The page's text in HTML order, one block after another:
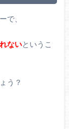
で、
ないというこ
う？